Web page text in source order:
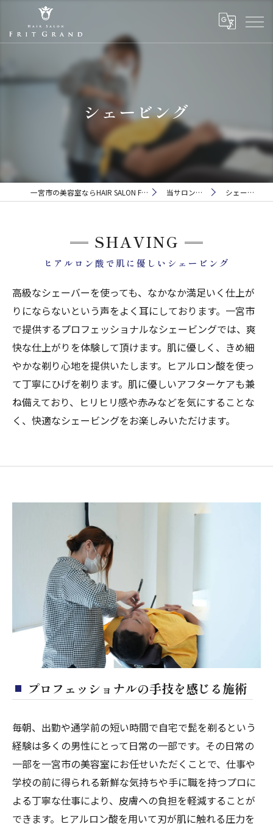
シェービング
一宮市の美容室ならHAIR SALON FRIT GRAND 当サロンの特徴 シェービング
ヒアルロン酸で肌に優しいシェービング
SHAVING
高級なシェーバーを使っても、なかなか満足いく仕上が
りにならないという声をよく耳にしております。一宮市
で提供するプロフェッショナルなシェービングでは、爽
快な仕上がりを体験して頂けます。肌に優しく、きめ細
やかな剃り心地を提供いたします。ヒアルロン酸を使っ
て丁寧にひげを剃ります。肌に優しいアフターケアも兼
ね備えており、ヒリヒリ感や赤みなどを気にすることな
く、快適なシェービングをお楽しみいただけます。
プロフェッショナルの手技を感じる施術
毎朝、出勤や通学前の短い時間で自宅で髭を剃るという
経験は多くの男性にとって日常の一部です。その日常の
一部を一宮市の美容室にお任せいただくことで、仕事や
学校の前に得られる新鮮な気持ちや手に職を持つプロに
よる丁寧な仕事により、皮膚への負担を軽減することが
できます。ヒアルロン酸を用いて刃が肌に触れる圧力を